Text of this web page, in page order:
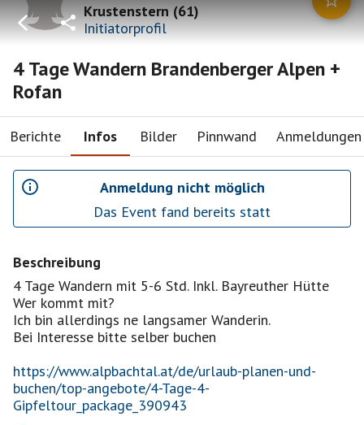
Krustenstern(61)
Initiatorprofil
4 Tage Wandern Brandenberger Alpen +
Rofan
Berichte Infos Bilder Pinnwand Anmeldungen
Anmeldung nicht möglich
Das Event fand bereits statt
Beschreibung
4 Tage Wandern mit 5-6 Std. Inkl. Bayreuther Hütte
Wer kommt mit?
Ich bin allerdings ne langsamer Wanderin.
Bei Interesse bitte selber buchen
https://www.alpbachtal.at/de/urlaub-planen-und-
buchen/top-angebote/4-Tage-4-
Gipfeltour_package_390943